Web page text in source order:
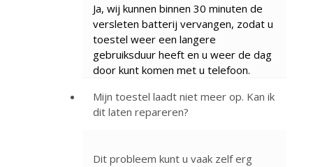
Ja, wij kunnen binnen 30 minuten de
versleten batterij vervangen, zodat u
toestel weer een langere
gebruiksduur heeft en u weer de dag
door kunt komen met u telefoon.
Mijn toestel laadt niet meer op. Kan ik
dit laten repareren?
Dit probleem kunt u vaak zelf erg